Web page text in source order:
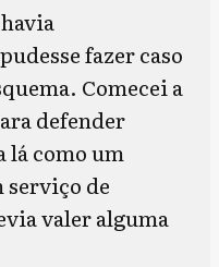
fazer caso
Comecei a
defender
lá como um
de
valer alguma